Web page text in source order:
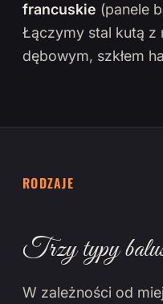
francuskie (panele
Łączymy stal kutą z
dębowym, szkłem
RODZAJE
Trzy typy
W zależności od